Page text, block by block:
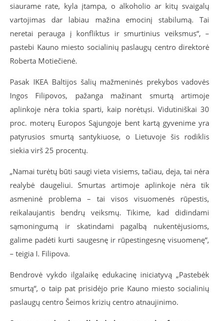
siaurame rate, kyla įtampa, o alkoholio ar kitų svaigalų
vartojimas dar labiau mažina emocinį stabilumą. Tai
neretai perauga į konfliktus ir smurtinius veiksmus“, –
pastebi Kauno miesto socialinių paslaugų centro direktorė
Roberta Motiečienė.
Pasak IKEA Baltijos šalių mažmeninės prekybos vadovės
Ingos Filipovos, pažanga mažinant smurtą artimoje
aplinkoje nėra tokia sparti, kaip norėtųsi. Vidutiniškai 30
proc. moterų Europos Sąjungoje bent kartą gyvenime yra
patyrusios smurtą santykiuose, o Lietuvoje šis rodiklis
siekia virš 25 procentų.
„Namai turėtų būti saugi vieta visiems, tačiau, deja, tai nėra
realybė daugeliui. Smurtas artimoje aplinkoje nėra tik
asmeninė problema – tai visos visuomenės rūpestis,
reikalaujantis bendrų veiksmų. Tikime, kad didindami
sąmoningumą ir skatindami pagalbą nukentėjusioms,
galime padėti kurti saugesnę ir rūpestingesnę visuomenę“,
– teigia I. Filipova.
Bendrovė vykdo ilgalaikę edukacinę iniciatyvą „Pastebėk
smurtą“, o taip pat prisidėjo prie Kauno miesto socialinių
paslaugų centro Šeimos krizių centro atnaujinimo.